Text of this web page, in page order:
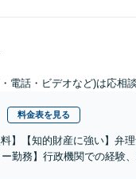
電話・ビデオなど)は応相談
料金表を見る
】【知的財産に強い】弁
勤務】行政機関での経験